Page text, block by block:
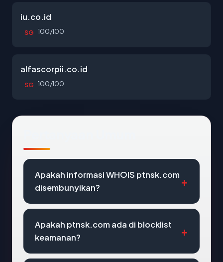
iu.co.id
SG 100/100
alfascorpii.co.id
SG 100/100
Apakah informasi WHOIS ptnsk.com
disembunyikan?
Apakah ptnsk.com ada di blocklist
keamanan?